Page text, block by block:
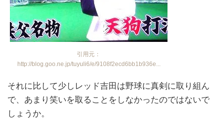
引用元：
http://blog.goo.ne.jp/tuyuli6/e/9108f2ecd6bb1b936e...
それに比して少しレッド吉田は野球に真剣に取り組ん
で、あまり笑いを取ることをしなかったのではないで
しょうか。